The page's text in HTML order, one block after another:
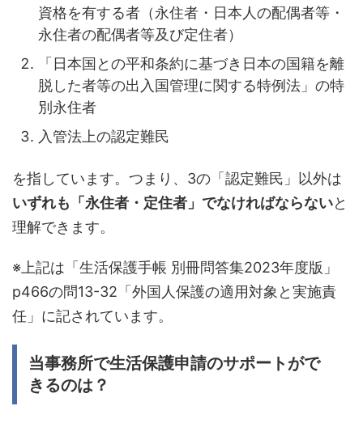
資格を有する者（永住者・日本人の配偶者等・
永住者の配偶者等及び定住者）
「日本国との平和条約に基づき日本の国籍を離
脱した者等の出入国管理に関する特例法」の特
別永住者
入管法上の認定難民
を指しています。つまり、3の「認定難民」以外は
いずれも「永住者・定住者」でなければならないと
理解できます。
※上記は「生活保護手帳 別冊問答集2023年度版」
p466の問13-32「外国人保護の適用対象と実施責
任」に記されています。
当事務所で生活保護申請のサポートがで
きるのは？